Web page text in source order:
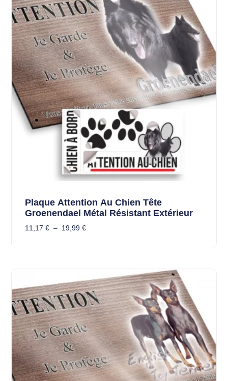
Plaque Attention Au Chien Tête
Groenendael Métal Résistant Extérieur
11,17 € – 19,99 €